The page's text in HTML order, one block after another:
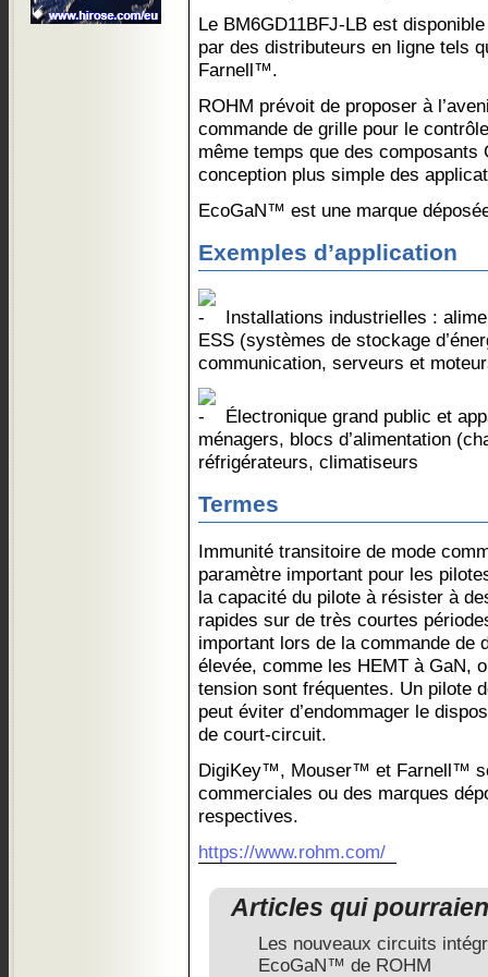
Le BM6GD11BFJ-LB est
par des distributeurs en ligne tels
Farnell™.
ROHM prévoit de proposer à
commande de grille pour le
même temps que des composants
conception plus simple des
EcoGaN™ est une marque
Exemples d’application
Installations industrielles :
ESS (systèmes de stockage
communication, serveurs et
Électronique grand public et
ménagers, blocs d’alimentation
réfrigérateurs, climatiseurs
Termes
Immunité transitoire de mode
paramètre important pour les
la capacité du pilote à résister à
rapides sur de très courtes
important lors de la commande de
élevée, comme les HEMT à GaN,
tension sont fréquentes. Un pilote
peut éviter d’endommager le
de court-circuit.
DigiKey™, Mouser™ et Farnell™
commerciales ou des marques
respectives.
https://www.rohm.com/
Articles qui
Les nouveaux circuits
EcoGaN™ de ROHM